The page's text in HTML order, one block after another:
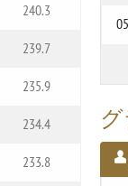
240.3
239.7
235.9
234.4
233.8
05